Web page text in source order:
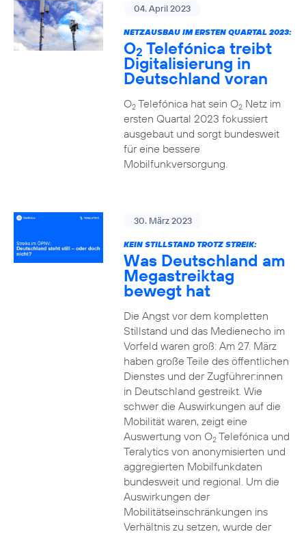
04. April 2023
NETZAUSBAU IM ERSTEN QUARTAL 2023:
O2 Telefónica treibt
Digitalisierung in
Deutschland voran
O2Telefónica hat sein O2Netz im
ersten Quartal 2023 fokussiert
ausgebaut und sorgt bundesweit
für eine bessere
Mobilfunkversorgung.
30. März 2023
KEIN STILLSTAND TROTZ STREIK:
Was Deutschland am
Megastreiktag
bewegt hat
Die Angst vor dem kompletten
Stillstand und das Medienecho im
Vorfeld waren groß: Am 27. März
haben große Teile des öffentlichen
Dienstes und der Zugführer:innen
in Deutschland gestreikt. Wie
schwer die Auswirkungen auf die
Mobilität waren, zeigt eine
Auswertung von O2Telefónica und
Teralytics von anonymisierten und
aggregierten Mobilfunkdaten
bundesweit und regional. Um die
Auswirkungen der
Mobilitätseinschränkungen ins
Verhältnis zu setzen, wurde der